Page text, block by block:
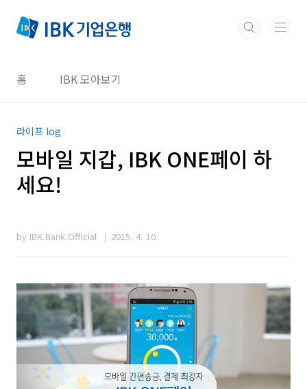
홈 IBK 모아보기
라이프 log
모바일 지갑, IBK ONE페이 하
세요!
by IBK.Bank.Official 2015. 4. 10.